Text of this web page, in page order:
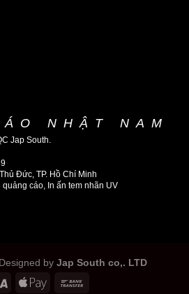
NHẬT NAM
Jap South.
Đức, TP. Hồ Chí Minh
cáo, In ấn tem nhãn UV
by Jap South co,. LTD